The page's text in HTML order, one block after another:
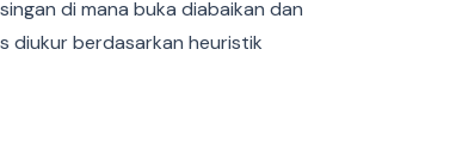
di mana buka diabaikan dan
diukur berdasarkan heuristik